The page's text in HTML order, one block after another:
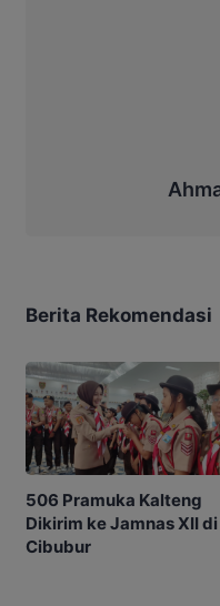
Berita Rekomendasi
506 Pramuka Kalteng
Dikirim ke Jamnas XII di
Cibubur